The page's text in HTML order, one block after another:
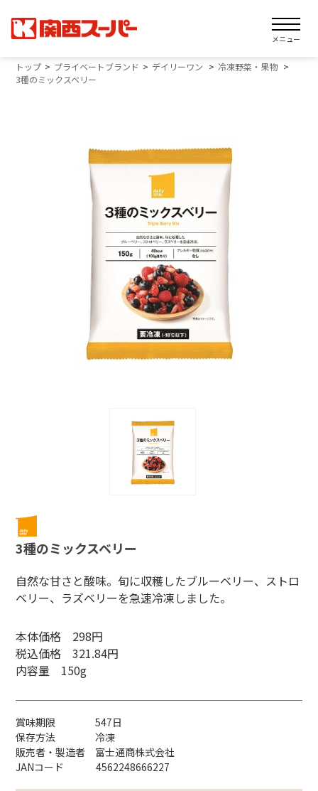
メニュー
トップ プライベートブランド デイリーワン
冷凍野菜・果物
3種のミックスベリー
3種のミックスベリー
自然な甘さと酸味。旬に収穫したブルーベリー、ストロ
ベリー、ラズベリーを急速冷凍しました。
本体価格 298円
税込価格 321.84円
内容量 150g
賞味期限 547日
保存方法 冷凍
販売者・製造者 富士通商株式会社
JANコード 4562248666227